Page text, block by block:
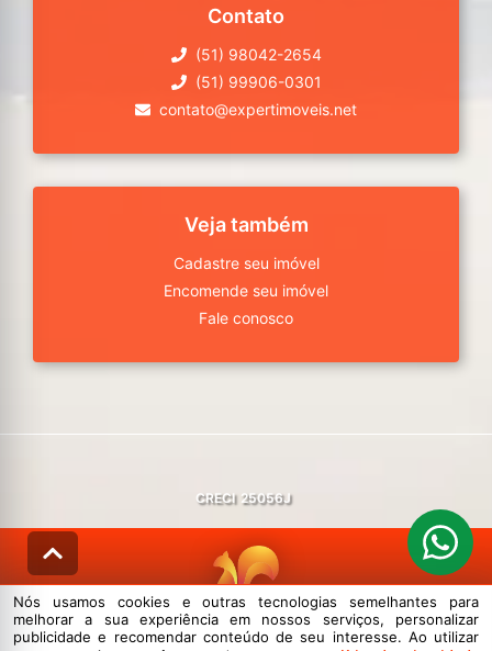
Contato
(51) 98042-2654
(51) 99906-0301
contato@expertimoveis.net
Veja também
Cadastre seu imóvel
Encomende seu imóvel
Fale conosco
CRECI 25056J
© DESENVOLVIDO PELAAGIL.NET
Nós usamos cookies e outras tecnologias semelhantes para
melhorar a sua experiência em nossos serviços, personalizar
publicidade e recomendar conteúdo de seu interesse. Ao utilizar